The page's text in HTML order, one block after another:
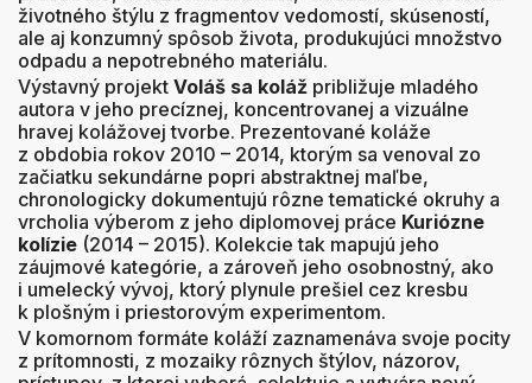
životného štýlu z fragmentov vedomostí, skúseností,
ale aj konzumný spôsob života, produkujúci množstvo
odpadu a nepotrebného materiálu.
Výstavný projekt Voláš sa koláž približuje mladého
autora v jeho precíznej, koncentrovanej a vizuálne
hravej kolážovej tvorbe. Prezentované koláže
z obdobia rokov 2010 – 2014, ktorým sa venoval zo
začiatku sekundárne popri abstraktnej maľbe,
chronologicky dokumentujú rôzne tematické okruhy a
vrcholia výberom z jeho diplomovej práce Kuriózne
kolízie (2014 – 2015). Kolekcie tak mapujú jeho
záujmové kategórie, a zároveň jeho osobnostný, ako
i umelecký vývoj, ktorý plynule prešiel cez kresbu
k plošným i priestorovým experimentom.
V komornom formáte koláží zaznamenáva svoje pocity
z prítomnosti, z mozaiky rôznych štýlov, názorov,